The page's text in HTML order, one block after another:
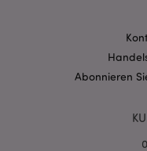
Abonnieren
PHPSESSID